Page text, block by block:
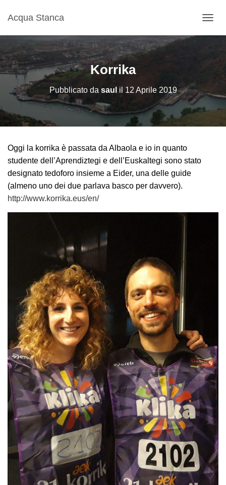
Acqua Stanca
A
I
N
Korrika
Pubblicato da saul il 12 Aprile 2019
Oggi la korrika è passata da Albaola e io in quanto
studente dell’Aprendiztegi e dell’Euskaltegi sono stato
designato tedoforo insieme a Eider, una delle guide
(almeno uno dei due parlava basco per davvero).
http://www.korrika.eus/en/